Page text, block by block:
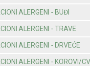
ALERGENI - BUĐI
ALERGENI - TRAVE
ALERGENI - DRVEĆE
ALERGENI - KOROVI/